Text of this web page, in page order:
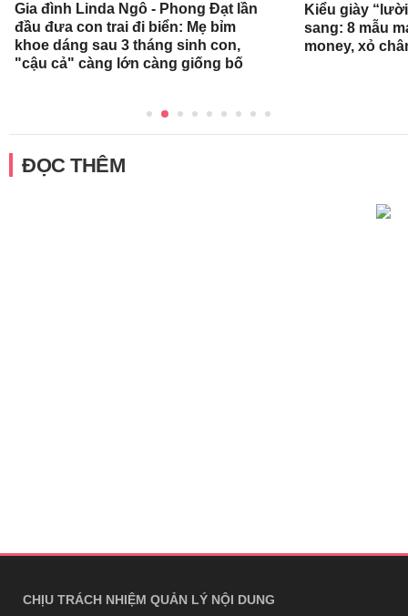
Gia đình Linda Ngô - Phong Đạt lần
đầu đưa con trai đi biển: Mẹ bỉm
khoe dáng sau 3 tháng sinh con,
"cậu cả" càng lớn càng giống bố
Kiểu giày
sang: 8 mẫu
money, xỏ
ĐỌC THÊM
CHỊU TRÁCH NHIỆM QUẢN LÝ NỘI DUNG